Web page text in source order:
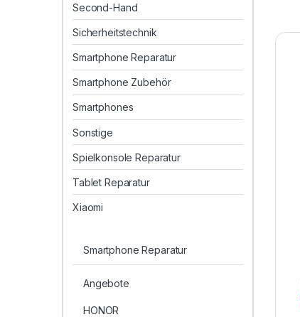
Second-Hand
Sicherheitstechnik
Smartphone Reparatur
Smartphone Zubehör
Smartphones
Sonstige
Spielkonsole Reparatur
Tablet Reparatur
Xiaomi
Smartphone Reparatur
Angebote
HONOR